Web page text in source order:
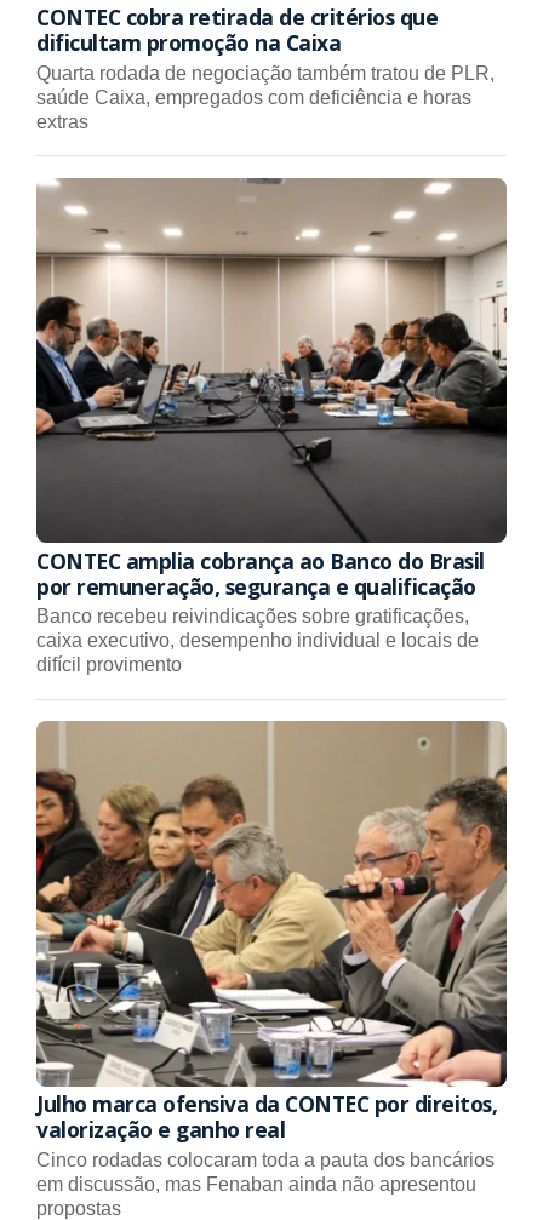
CONTEC cobra retirada de critérios que
dificultam promoção na Caixa
Quarta rodada de negociação também tratou de PLR,
saúde Caixa, empregados com deficiência e horas
extras
CONTEC amplia cobrança ao Banco do Brasil
por remuneração, segurança e qualificação
Banco recebeu reivindicações sobre gratificações,
caixa executivo, desempenho individual e locais de
difícil provimento
Julho marca ofensiva da CONTEC por direitos,
valorização e ganho real
Cinco rodadas colocaram toda a pauta dos bancários
em discussão, mas Fenaban ainda não apresentou
propostas